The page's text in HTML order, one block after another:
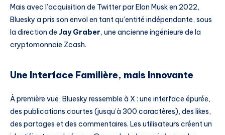
Mais avec l’acquisition de Twitter par Elon Musk en 2022,
Bluesky a pris son envol en tant qu’entité indépendante, sous
la direction de Jay Graber, une ancienne ingénieure de la
cryptomonnaie Zcash.
Une Interface Familière, mais Innovante
À première vue, Bluesky ressemble à X : une interface épurée,
des publications courtes (jusqu’à 300 caractères), des likes,
des partages et des commentaires. Les utilisateurs créent un